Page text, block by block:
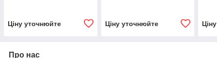
Ціну уточнюйте Ціну уточнюйте
Про нас